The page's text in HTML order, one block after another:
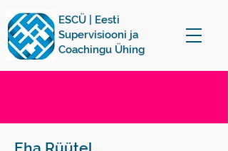
ESCÜ | Eesti
Supervisiooni ja
Coachingu Ühing